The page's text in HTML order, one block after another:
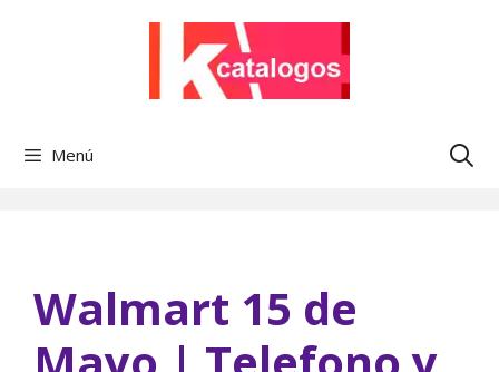
Menú
Walmart 15 de